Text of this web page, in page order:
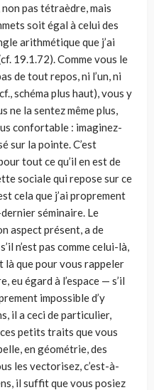
pas tétraèdre, mais
soit égal à celui des
arithmétique que j’ai
19.1.72). Comme vous le
de tout repos, ni l’un, ni
schéma plus haut), vous y
ne la sentez même plus,
confortable : imaginez-
sur la pointe. C’est
tout ce qu’il en est de
sociale qui repose sur ce
cela que j’ai proprement
séminaire. Le
aspect présent, a de
n’est pas comme celui-là,
là que pour vous rappeler
eu égard à l’espace — s’il
impossible d’y
il a ceci de particulier,
ces petits traits que vous
en géométrie, des
les vectorisez, c’est-à-
il suffit que vous posiez